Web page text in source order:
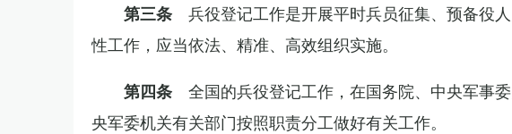
第三条 兵役登记工作是开展平时兵员征集、预备役
性工作，应当依法、精准、高效组织实施。
第四条 全国的兵役登记工作，在国务院、中央军事
央军委机关有关部门按照职责分工做好有关工作。